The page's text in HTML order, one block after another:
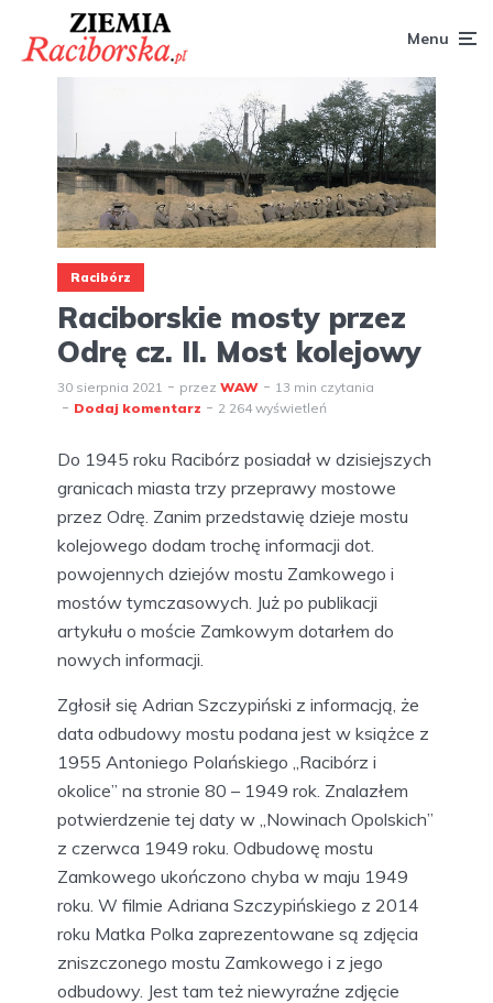
Menu
Racibórz
Raciborskie mosty przez
Odrę cz. II. Most kolejowy
30 sierpnia 2021 przez WAW
13 min czytania
Dodaj komentarz
2 264 wyświetleń
Do 1945 roku Racibórz posiadał w dzisiejszych
granicach miasta trzy przeprawy mostowe
przez Odrę. Zanim przedstawię dzieje mostu
kolejowego dodam trochę informacji dot.
powojennych dziejów mostu Zamkowego i
mostów tymczasowych. Już po publikacji
artykułu o moście Zamkowym dotarłem do
nowych informacji.
Zgłosił się Adrian Szczypiński z informacją, że
data odbudowy mostu podana jest w książce z
1955 Antoniego Polańskiego „Racibórz i
okolice” na stronie 80 – 1949 rok. Znalazłem
potwierdzenie tej daty w „Nowinach Opolskich”
z czerwca 1949 roku. Odbudowę mostu
Zamkowego ukończono chyba w maju 1949
roku. W filmie Adriana Szczypińskiego z 2014
roku Matka Polka zaprezentowane są zdjęcia
zniszczonego mostu Zamkowego i z jego
odbudowy. Jest tam też niewyraźne zdjęcie